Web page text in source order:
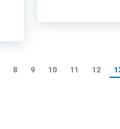
8 9 10 11 12